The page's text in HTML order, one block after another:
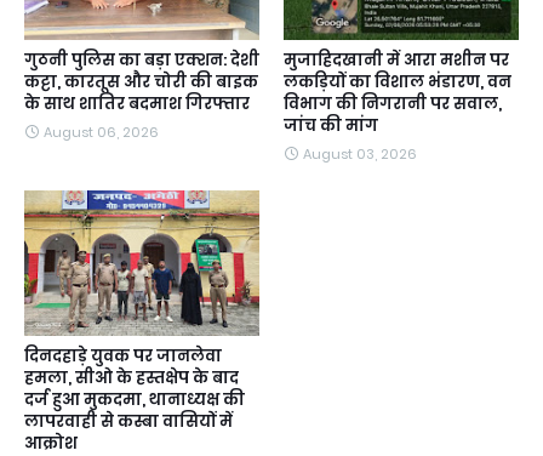
गुठनी पुलिस का बड़ा एक्शन: देशी
कट्टा, कारतूस और चोरी की बाइक
के साथ शातिर बदमाश गिरफ्तार
August 06, 2026
मुजाहिदखानी में आरा मशीन पर
लकड़ियों का विशाल भंडारण, वन
विभाग की निगरानी पर सवाल,
जांच की मांग
August 03, 2026
दिनदहाड़े युवक पर जानलेवा
हमला, सीओ के हस्तक्षेप के बाद
दर्ज हुआ मुकदमा, थानाध्यक्ष की
लापरवाही से कस्बा वासियों में
आक्रोश